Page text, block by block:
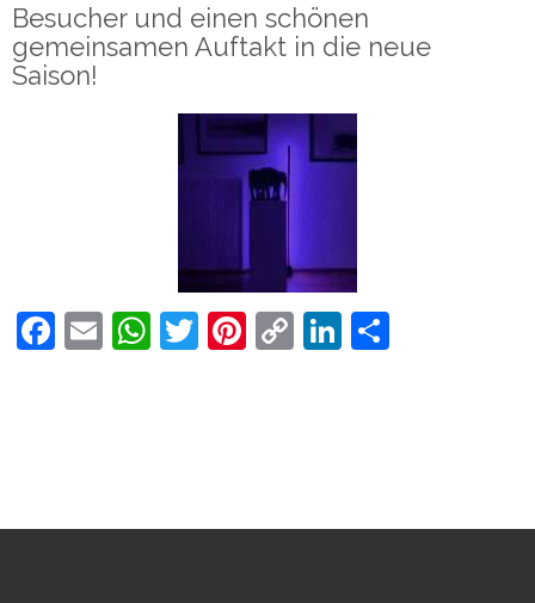
Besucher und einen schönen
gemeinsamen Auftakt in die neue
Saison!
Facebook
EmailWhatsApp
Twitter
Pinterest
CopyLinkedIn